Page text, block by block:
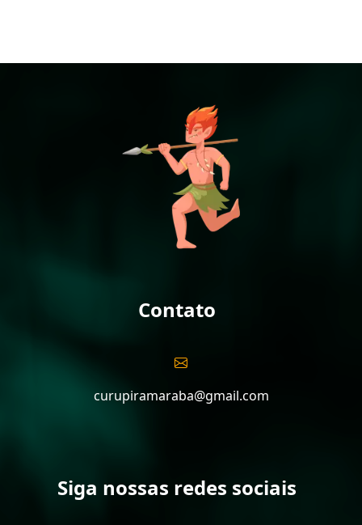
Contato
curupiramaraba@gmail.com
Siga nossas redes sociais